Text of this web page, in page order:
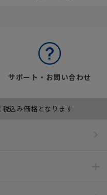
サポート・お問い合わせ
込み価格となります